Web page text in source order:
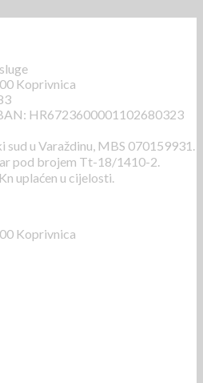
Koprivnica
HR6723600001102680323
u Varaždinu, MBS 070159931.
pod brojem Tt-18/1410-2.
uplaćen u cijelosti.
Koprivnica